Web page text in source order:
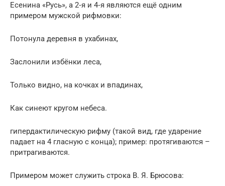
Есенина «Русь», а 2‑я и 4‑я являются ещё одним
примером мужской рифмовки:
Потонула деревня в ухабинах,
Заслонили избёнки леса,
Только видно, на кочках и впадинах,
Как синеют кругом небеса.
гипердактилическую рифму (такой вид, где ударение
падает на 4 гласную с конца); пример: протягиваются –
притрагиваются.
Примером может служить строка В. Я. Брюсова: